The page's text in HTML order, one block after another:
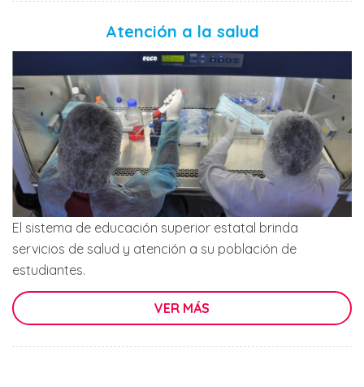
Atención a la salud
El sistema de educación superior estatal brinda
servicios de salud y atención a su población de
estudiantes.
VER MÁS